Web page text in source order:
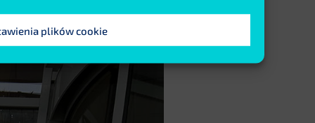
plików cookie